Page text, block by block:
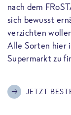
nach dem
sich bewusst
verzichten
Alle Sorten hier
Supermarkt zu
JETZT